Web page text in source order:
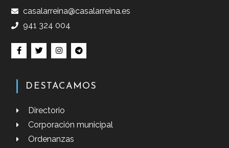
casalarreina@casalarreina.es
941 324 004
DESTACAMOS
Directorio
Corporación municipal
Ordenanzas